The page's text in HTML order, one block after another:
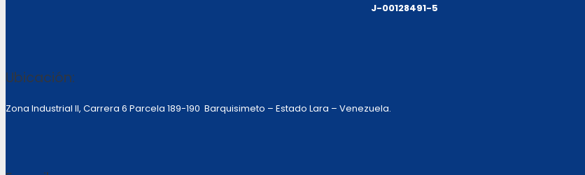
J-00128491-5
Ubicación:
Zona Industrial II, Carrera 6 Parcela 189-190 Barquisimeto – Estado Lara – Venezuela.